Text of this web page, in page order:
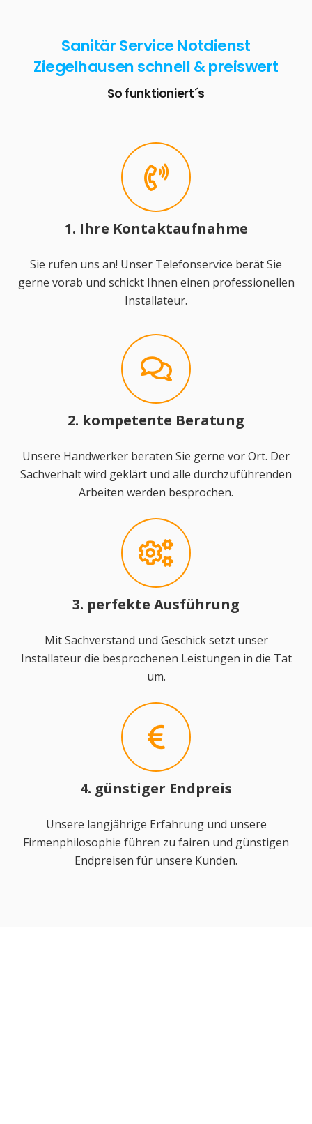
Sanitär Service Notdienst
Ziegelhausen schnell & preiswert
So funktioniert´s
1. Ihre Kontaktaufnahme
Sie rufen uns an! Unser Telefonservice berät Sie
gerne vorab und schickt Ihnen einen professionellen
Installateur.
2. kompetente Beratung
Unsere Handwerker beraten Sie gerne vor Ort. Der
Sachverhalt wird geklärt und alle durchzuführenden
Arbeiten werden besprochen.
3. perfekte Ausführung
Mit Sachverstand und Geschick setzt unser
Installateur die besprochenen Leistungen in die Tat
um.
4. günstiger Endpreis
Unsere langjährige Erfahrung und unsere
Firmenphilosophie führen zu fairen und günstigen
Endpreisen für unsere Kunden.